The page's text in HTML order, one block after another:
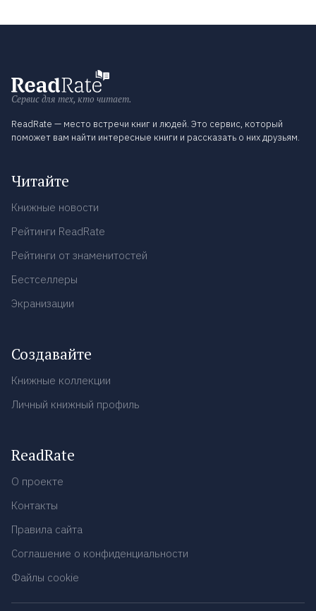
Сервис для тех, кто читает.
ReadRate — место встречи книг и людей. Это сервис, который
поможет вам найти интересные книги и рассказать о них друзьям.
Читайте
Книжные новости
Рейтинги ReadRate
Рейтинги от знаменитостей
Бестселлеры
Экранизации
Создавайте
Книжные коллекции
Личный книжный профиль
ReadRate
О проекте
Контакты
Правила сайта
Соглашение о конфиденциальности
Файлы cookie